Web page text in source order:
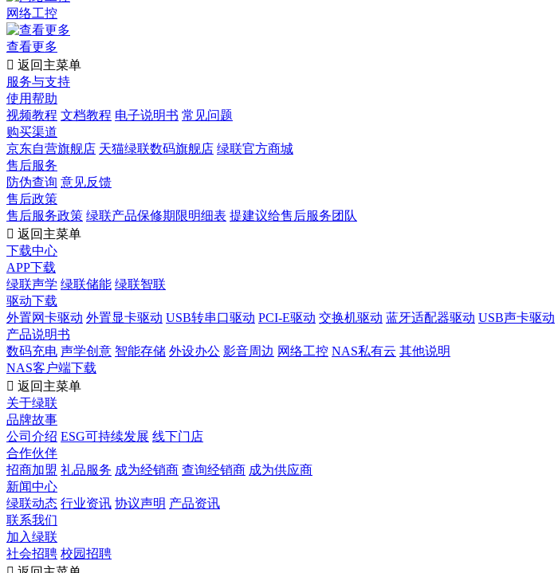
网络工控
查看更多
 返回主菜单
服务与支持
使用帮助
视频教程 文档教程 电子说明书 常见问题
购买渠道
京东自营旗舰店 天猫绿联数码旗舰店 绿联官方商城
售后服务
防伪查询 意见反馈
售后政策
售后服务政策 绿联产品保修期限明细表 提建议给售后服务团队
 返回主菜单
下载中心
APP下载
绿联声学 绿联储能 绿联智联
驱动下载
外置网卡驱动 外置显卡驱动 USB转串口驱动 PCI-E驱动 交换机驱动 蓝牙适配器驱动 USB声卡驱动
产品说明书
数码充电 声学创意 智能存储 外设办公 影音周边 网络工控 NAS私有云 其他说明
NAS客户端下载
 返回主菜单
关于绿联
品牌故事
公司介绍 ESG可持续发展 线下门店
合作伙伴
招商加盟 礼品服务 成为经销商 查询经销商 成为供应商
新闻中心
绿联动态 行业资讯 协议声明 产品资讯
联系我们
加入绿联
社会招聘 校园招聘